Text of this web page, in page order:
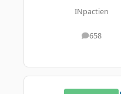
INpactien
658
messages